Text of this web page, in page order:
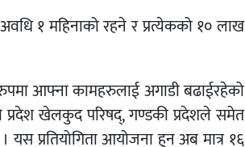
१ महिनाको रहने र प्रत्येकको १० लाख
आफ्ना कामहरुलाई अगाडी बढाईरहेको
प्रदेश खेलकुद परिषद्, गण्डकी प्रदेशले समेत
यस प्रतियोगिता आयोजना हुन अब मात्र १६